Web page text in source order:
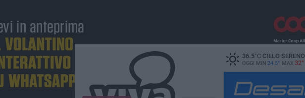
36.5°CCIELO SERENO
OGGI MIN 24.5° MAX 32°